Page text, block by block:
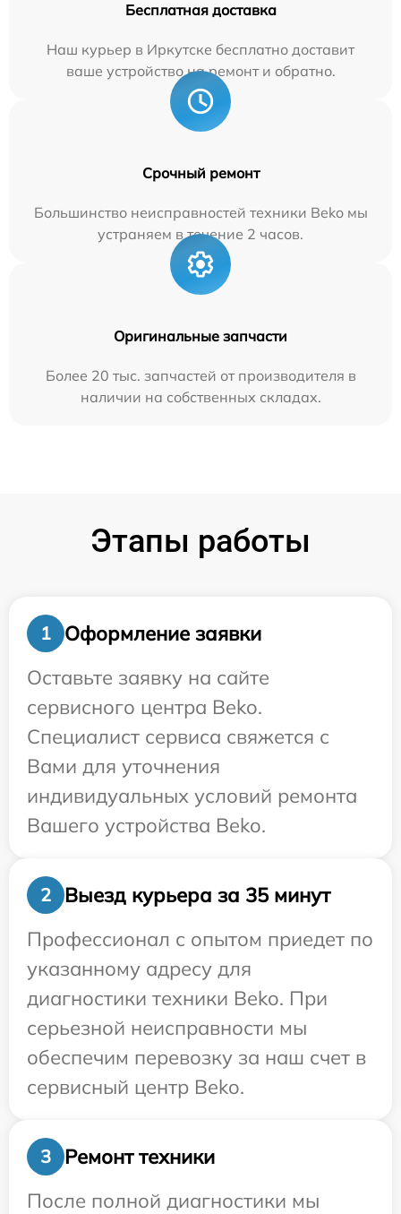
Бесплатная доставка
Наш курьер в Иркутске бесплатно доставит
ваше устройство на ремонт и обратно.
Срочный ремонт
Большинство неисправностей техники Beko мы
устраняем в течение 2 часов.
Оригинальные запчасти
Более 20 тыс. запчастей от производителя в
наличии на собственных складах.
Этапы работы
1
Оформление заявки
Оставьте заявку на сайте
сервисного центра Beko.
Специалист сервиса свяжется с
Вами для уточнения
индивидуальных условий ремонта
Вашего устройства Beko.
2
Выезд курьера за 35 минут
Профессионал с опытом приедет по
указанному адресу для
диагностики техники Beko. При
серьезной неисправности мы
обеспечим перевозку за наш счет в
сервисный центр Beko.
3
Ремонт техники
После полной диагностики мы